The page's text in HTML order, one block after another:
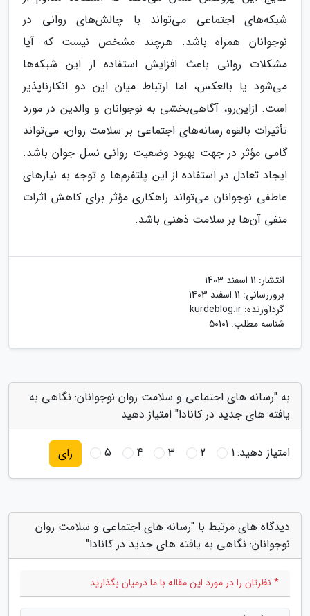
شبکه‌های اجتماعی می‌تواند با چالش‌های روانی در
نوجوانان همراه باشد. هرچند مشخص نیست که آیا
مشکلات روانی باعث افزایش استفاده از این شبکه‌ها
می‌شود یا بالعکس، اما ارتباط میان این دو انکارناپذیر
است. ازاین‌رو، آگاهی‌بخشی به نوجوانان و والدین در مورد
تأثیرات بالقوه رسانه‌های اجتماعی بر سلامت روان، می‌تواند
گامی مؤثر در جهت بهبود وضعیت روانی نسل جوان باشد.
ایجاد تعادل در استفاده از این پلتفرم‌ها و توجه به نیازهای
عاطفی نوجوانان می‌تواند راهکاری مؤثر برای کاهش اثرات
منفی آن‌ها بر سلامت ذهنی باشد.
انتشار: 11 اسفند 1403
بروزرسانی: 11 اسفند 1403
گردآورنده: kurdeblog.ir
شناسه مطلب: 50101
به "رسانه های اجتماعی و سلامت روان نوجوانان: نگاهی به
یافته های جدید در کانادا" امتیاز دهید
امتیاز دهید:1
2
3
4
5 رای
دیدگاه های مرتبط با "رسانه های اجتماعی و سلامت روان
نوجوانان: نگاهی به یافته های جدید در کانادا"
* نظرتان را در مورد این مقاله با ما درمیان بگذارید